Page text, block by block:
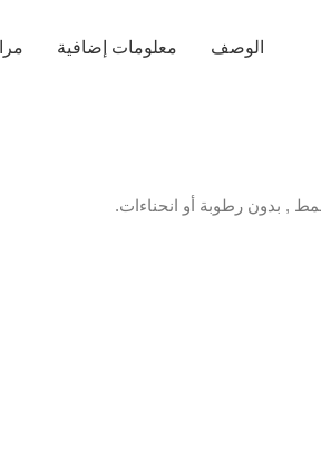
الوصف معلومات إضافية
, بدون رطوبة أو انحناءات.